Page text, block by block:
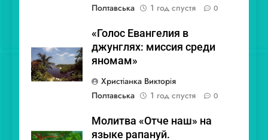
Полтавська
1 год спустя 0
«Голос Евангелия в
джунглях: миссия среди
яномам»
Христіанка Викторія
Полтавська
1 год спустя 0
Молитва «Отче наш» на
языке рапануй.